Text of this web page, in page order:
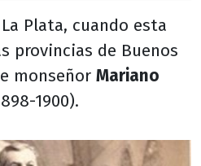
Plata, cuando esta
provincias de Buenos
monseñor Mariano
1900).